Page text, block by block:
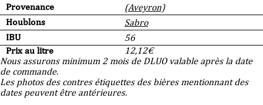
Provenance
(Aveyron)
Houblons
Sabro
IBU
56
Prix au litre
12,12€
Nous assurons minimum 2 mois de DLUO valable après la date
de commande.
Les photos des contres étiquettes des bières mentionnant des
dates peuvent être antérieures.